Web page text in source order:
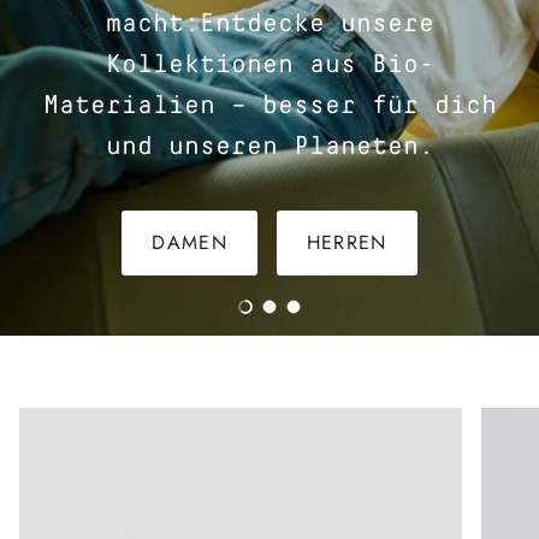
macht:Entdecke unsere
Kollektionen aus Bio-
Materialien – besser für dich
und unseren Planeten.
DAMEN HERREN
Folie laden 1 von 3
Folie laden 2 von 3
Folie laden 3 von